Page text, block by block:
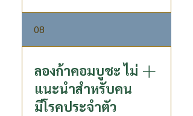
ประโยชน์ไปทั้งวัน
เด็กอายุตั้งแต่ 6 ปีขึ้นไป
ปรับตัว
08
ลองก้าคอมบูชะ ไม่
แนะนำสำหรับคน
มีโรคประจำตัว